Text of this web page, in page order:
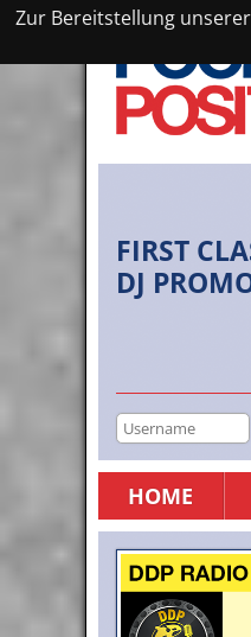
Zur Bereitstellung
FIRST
DJ
HOME